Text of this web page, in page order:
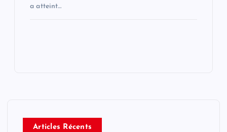
a atteint…
Articles Récents